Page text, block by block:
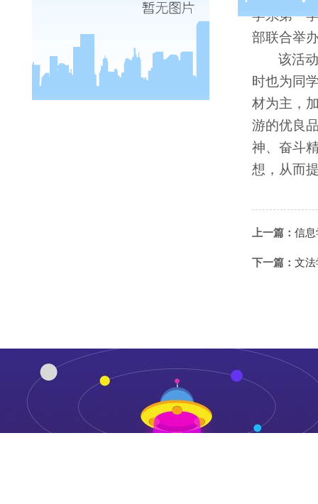
学系第一
部联合举
该活
时也为同
材为主，
游的优良
神、奋斗
想，从而
上一篇： 信
下一篇： 文